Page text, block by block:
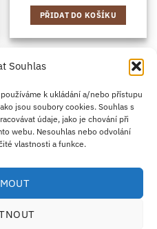
Souhlas
k ukládání a/nebo přístupu
jsou soubory cookies. Souhlas s
údaje, jako je chování při
webu. Nesouhlas nebo odvolání
vlastnosti a funkce.
PŘIDAT DO KOŠÍKU
Apple
Pay
Google
Pay
PayPal
VRÁCENÍ ZBOŽÍ
O NÁS B2B
IMPRINT
ZÁSADY COOKIES
office, 1303 Sofia, Bulharsko
support@ecosupplements.eu